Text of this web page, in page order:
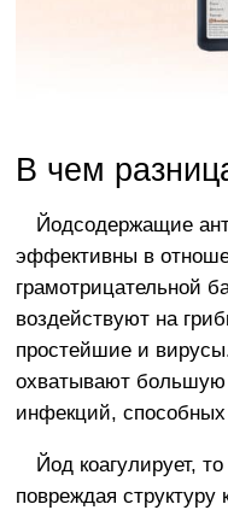
В чем
Йодсодержащие
эффективны в
грамотрицательной
воздействуют на
простейшие и
охватывают большую
инфекций,
Йод коагулирует,
повреждая структуру